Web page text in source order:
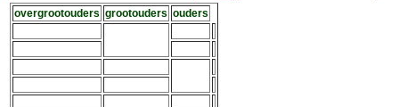
overgrootouders grootouders ouders